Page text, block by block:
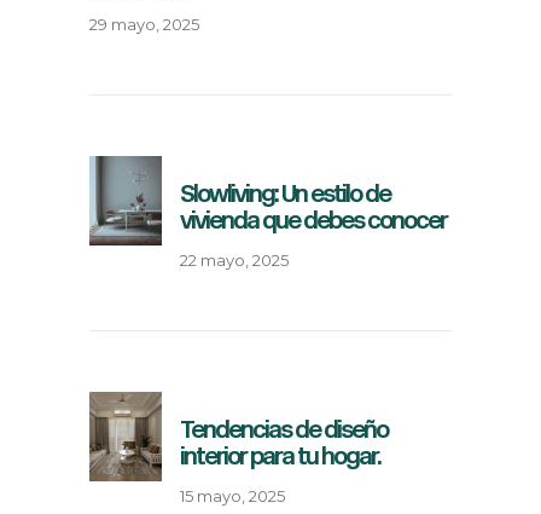
29 mayo, 2025
Slowliving: Un estilo de
vivienda que debes conocer
22 mayo, 2025
Tendencias de diseño
interior para tu hogar.
15 mayo, 2025